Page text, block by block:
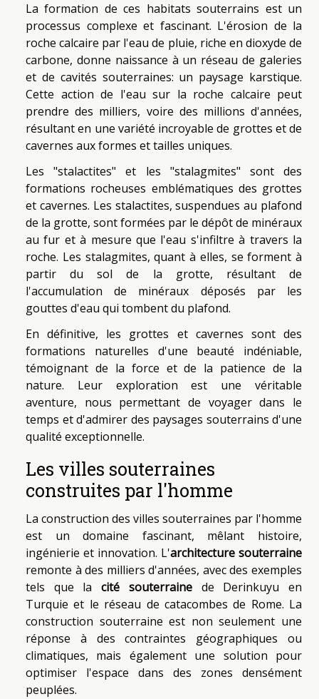
La formation de ces habitats souterrains est un
processus complexe et fascinant. L'érosion de la
roche calcaire par l'eau de pluie, riche en dioxyde de
carbone, donne naissance à un réseau de galeries
et de cavités souterraines: un paysage karstique.
Cette action de l'eau sur la roche calcaire peut
prendre des milliers, voire des millions d'années,
résultant en une variété incroyable de grottes et de
cavernes aux formes et tailles uniques.
Les "stalactites" et les "stalagmites" sont des
formations rocheuses emblématiques des grottes
et cavernes. Les stalactites, suspendues au plafond
de la grotte, sont formées par le dépôt de minéraux
au fur et à mesure que l'eau s'infiltre à travers la
roche. Les stalagmites, quant à elles, se forment à
partir du sol de la grotte, résultant de
l'accumulation de minéraux déposés par les
gouttes d'eau qui tombent du plafond.
En définitive, les grottes et cavernes sont des
formations naturelles d'une beauté indéniable,
témoignant de la force et de la patience de la
nature. Leur exploration est une véritable
aventure, nous permettant de voyager dans le
temps et d'admirer des paysages souterrains d'une
qualité exceptionnelle.
Les villes souterraines
construites par l'homme
La construction des villes souterraines par l'homme
est un domaine fascinant, mêlant histoire,
ingénierie et innovation. L'architecture souterraine
remonte à des milliers d'années, avec des exemples
tels que lacité souterrainede Derinkuyu en
Turquie et le réseau de catacombes de Rome. La
construction souterraine est non seulement une
réponse à des contraintes géographiques ou
climatiques, mais également une solution pour
optimiser l'espace dans des zones densément
peuplées.